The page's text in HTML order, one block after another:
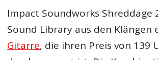
Impact Soundworks Shreddage
Sound Library aus den Klängen
Gitarre, die ihren Preis von 139